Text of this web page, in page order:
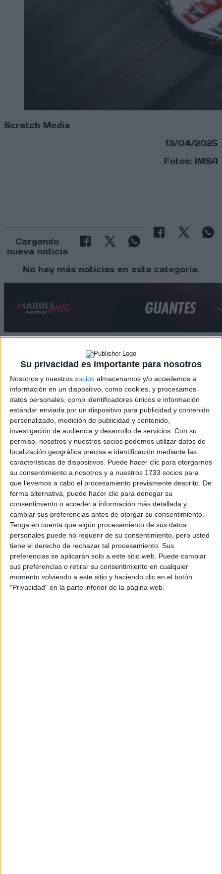
Su privacidad es importante para nosotros
Nosotros y nuestros socios almacenamos y/o accedemos a
información en un dispositivo, como cookies, y procesamos
datos personales, como identificadores únicos e información
estándar enviada por un dispositivo para publicidad y contenido
personalizado, medición de publicidad y contenido,
investigación de audiencia y desarrollo de servicios. Con su
permiso, nosotros y nuestros socios podemos utilizar datos de
localización geográfica precisa e identificación mediante las
características de dispositivos. Puede hacer clic para otorgarnos
su consentimiento a nosotros y a nuestros 1733 socios para
que llevemos a cabo el procesamiento previamente descrito. De
forma alternativa, puede hacer clic para denegar su
consentimiento o acceder a información más detallada y
cambiar sus preferencias antes de otorgar su consentimiento.
Tenga en cuenta que algún procesamiento de sus datos
personales puede no requerir de su consentimiento, pero usted
tiene el derecho de rechazar tal procesamiento. Sus
preferencias se aplicarán solo a este sitio web. Puede cambiar
sus preferencias o retirar su consentimiento en cualquier
momento volviendo a este sitio y haciendo clic en el botón
"Privacidad" en la parte inferior de la página web.
Scratch Media
13/04/2025
Fotos: IMSA
Cargando
nueva noticia
No hay más noticias en esta categoría.
Rallyes
WRC
ERC
CERA
CERT
Internacionales
Campeonatos Autonómicos
Históricos
Dakar
RallyCross
Circuitos
F1
Fórmula E
F2 / F3 / F4
Resistencia
Indycar
Otros
Producto